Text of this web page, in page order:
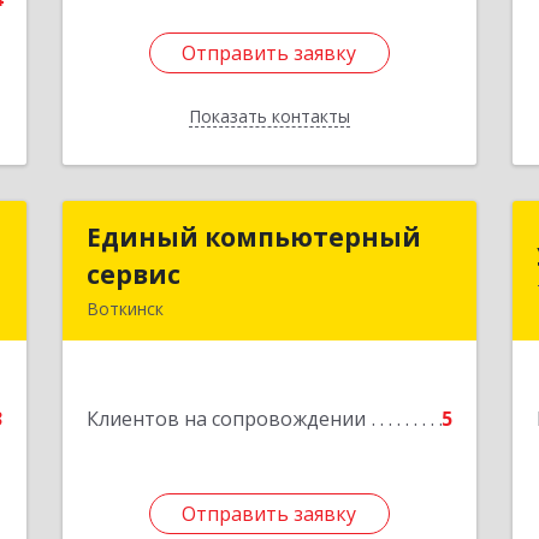
Отправить заявку
Показать контакты
Отправить заявку
Назад
Единый компьютерный
сервис
Воткинск
Клиентов на сопровождении 5
Отправить заявку
Единый компьютерный
Отправить заявку